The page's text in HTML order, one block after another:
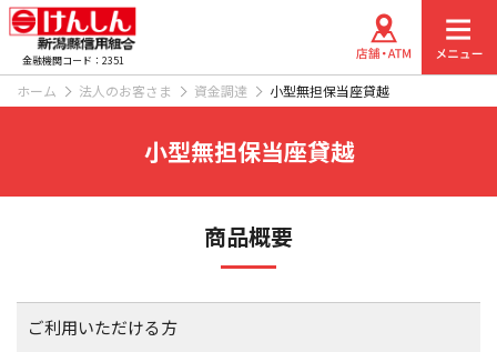
金融機関コード：2351
ホーム 法人のお客さま 資金調達 小型無担保当座貸越
小型無担保当座貸越
商品概要
ご利用いただける方